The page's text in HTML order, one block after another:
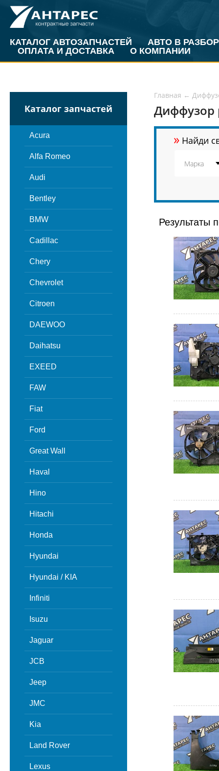
КАТАЛОГ АВТОЗАПЧАСТЕЙ
АВТО В РАЗБОР
ОПЛАТА И ДОСТАВКА
О КОМПАНИИ
Каталог запчастей
Acura
Alfa Romeo
Audi
Bentley
BMW
Cadillac
Chery
Chevrolet
Citroen
DAEWOO
Daihatsu
EXEED
FAW
Fiat
Ford
Great Wall
Haval
Hino
Hitachi
Honda
Hyundai
Hyundai / KIA
Infiniti
Isuzu
Jaguar
JCB
Jeep
JMC
Kia
Land Rover
Lexus
Главная ←
Диффузор
» Найди
Результаты